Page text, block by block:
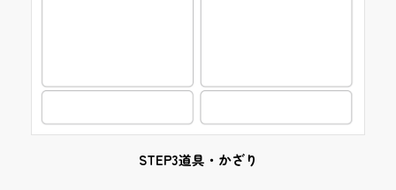
STEP3道具・かざり